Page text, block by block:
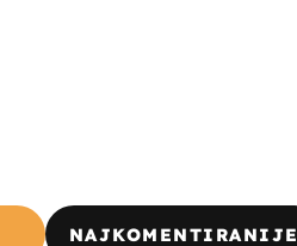
NAJKOMENTIRANIJE